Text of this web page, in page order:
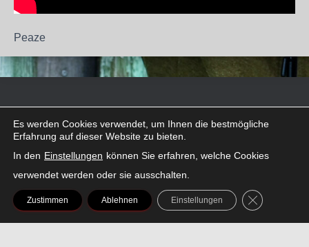
Peaze
FACEBOOK INSTAGRAMLINKEDIN SNAPCHAT THREADS TIKTOK X
AMAZON SPOTIFY YOUTUBE
Es werden Cookies verwendet, um Ihnen die bestmögliche
Erfahrung auf dieser Website zu bieten.
In den Einstellungen können Sie erfahren, welche Cookies
verwendet werden oder sie ausschalten.
Zustimmen Ablehnen Einstellungen GDPR